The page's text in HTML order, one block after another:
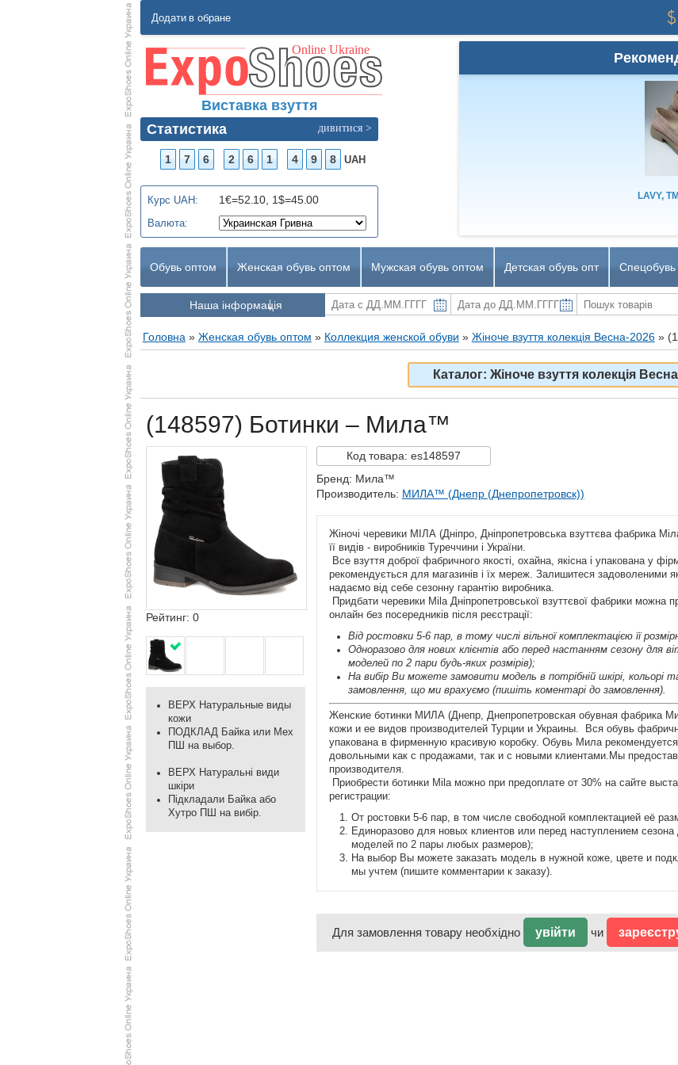
Додати в обране
Виставка взуття
Статистика
дивитися >
1 7 6 2 6 1 4 9 8 UAH
Курс UAH: 1€=52.10, 1$=45.00
Валюта:
LAVY, TM
Обувь оптом Женская обувь оптом Мужская обувь оптом Детская обувь опт Спецобувь
Наша інформація
Головна » Женская обувь оптом » Коллекция женской обуви » Жіноче взуття колекція Весна-2026»
Каталог: Жіноче взуття колекція
(148597) Ботинки – Мила™
Рейтинг: 0
ВЕРХ Натуральные виды
кожи
ПОДКЛАД Байка или Мех
ПШ на выбор.
ВЕРХ Натуральні види
шкіри
Підкладали Байка або
Хутро ПШ на вибір.
Кодтовара: es148597
Бренд: Мила™
Производитель: МИЛА™ (Днепр (Днепропетровск))
Жіночі черевики МІЛА (Дніпро, Дніпропетровська взуттєва фабрика
її видів - виробників Туреччини і України.
Все взуття доброї фабричного якості, охайна, якісна і упакована у
рекомендується для магазинів і їх мереж. Залишитеся задоволеними
надаємо від себе сезонну гарантію виробника.
Придбати черевики Mila Дніпропетровської взуттєвої фабрики можна
онлайн без посередників після реєстрації:
Від ростовки 5-6 пар, в тому числі вільної комплектацією її
Одноразово для нових клієнтів або перед настанням сезону для
моделей по 2 пари будь-яких розмірів);
На вибір Ви можете замовити модель в потрібній шкірі, кольорі
замовлення, що ми врахуємо (пишіть коментарі до замовлення).
Женские ботинки МИЛА (Днепр, Днепропетровская обувная фабрика
кожи и ее видов производителей Турции и Украины. Вся обувь
упакована в фирменную красивую коробку. Обувь Мила
довольными как с продажами, так и с новыми клиентами.Мы
производителя.
Приобрести ботинки Mila можно при предоплате от 30% на сайте
регистрации:
От ростовки 5-6 пар, в том числе свободной комплектацией её
Единоразово для новых клиентов или перед наступлением
моделей по 2 пары любых размеров);
На выбор Вы можете заказать модель в нужной коже, цвете и
мы учтем (пишите комментарии к заказу).
Для замовлення товару необхідно увійти чи